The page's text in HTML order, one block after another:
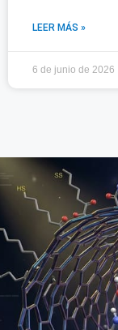
LEER MÁS »
6 de junio de 2026